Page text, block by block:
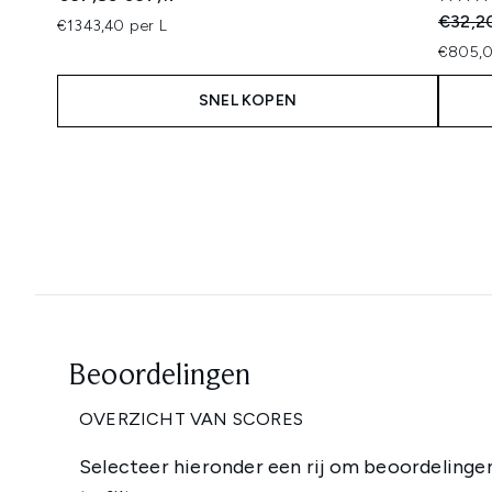
€1343,40 per L
SNEL KOPEN